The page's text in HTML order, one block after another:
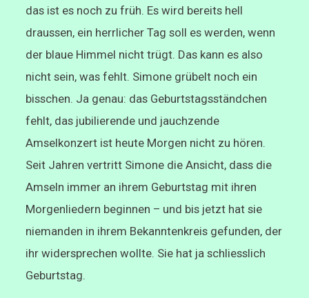
das ist es noch zu früh. Es wird bereits hell
draussen, ein herrlicher Tag soll es werden, wenn
der blaue Himmel nicht trügt. Das kann es also
nicht sein, was fehlt. Simone grübelt noch ein
bisschen. Ja genau: das Geburtstagsständchen
fehlt, das jubilierende und jauchzende
Amselkonzert ist heute Morgen nicht zu hören.
Seit Jahren vertritt Simone die Ansicht, dass die
Amseln immer an ihrem Geburtstag mit ihren
Morgenliedern beginnen – und bis jetzt hat sie
niemanden in ihrem Bekanntenkreis gefunden, der
ihr widersprechen wollte. Sie hat ja schliesslich
Geburtstag.